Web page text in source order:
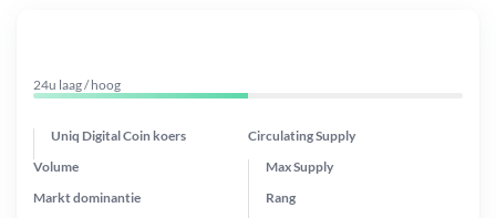
24u laag / hoog
Uniq Digital Coin koers Circulating Supply
Max Supply
Markt dominantie
Volume
Rang